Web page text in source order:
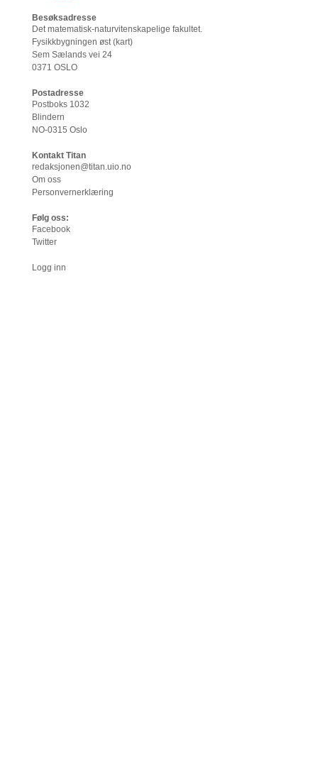
Besøksadresse
Det matematisk-naturvitenskapelige fakultet.
Fysikkbygningen øst (kart)
Sem Sælands vei 24
0371 OSLO
Postadresse
Postboks 1032
Blindern
NO-0315 Oslo
Kontakt Titan
redaksjonen@titan.uio.no
Om oss
Personvernerklæring
Følg oss:
Facebook
Twitter
Logg inn